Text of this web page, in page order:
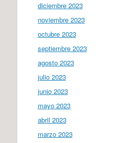
diciembre 2023
noviembre 2023
octubre 2023
septiembre 2023
agosto 2023
julio 2023
junio 2023
mayo 2023
abril 2023
marzo 2023